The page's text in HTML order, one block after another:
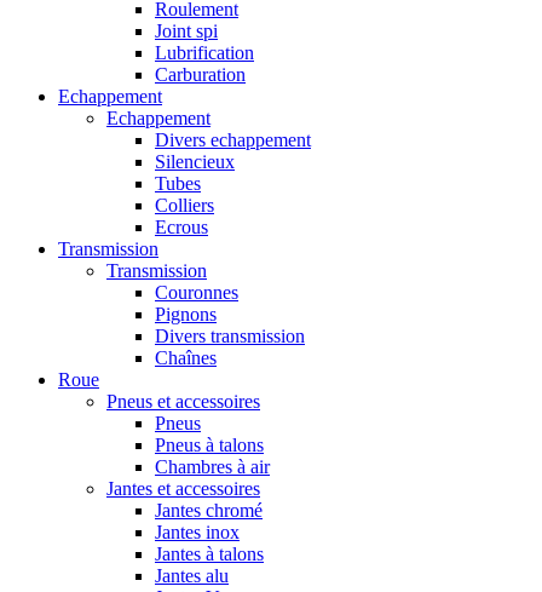
Roulement
Joint spi
Lubrification
Carburation
Echappement
Echappement
Divers echappement
Silencieux
Tubes
Colliers
Ecrous
Transmission
Transmission
Couronnes
Pignons
Divers transmission
Chaînes
Roue
Pneus et accessoires
Pneus
Pneus à talons
Chambres à air
Jantes et accessoires
Jantes chromé
Jantes inox
Jantes à talons
Jantes alu